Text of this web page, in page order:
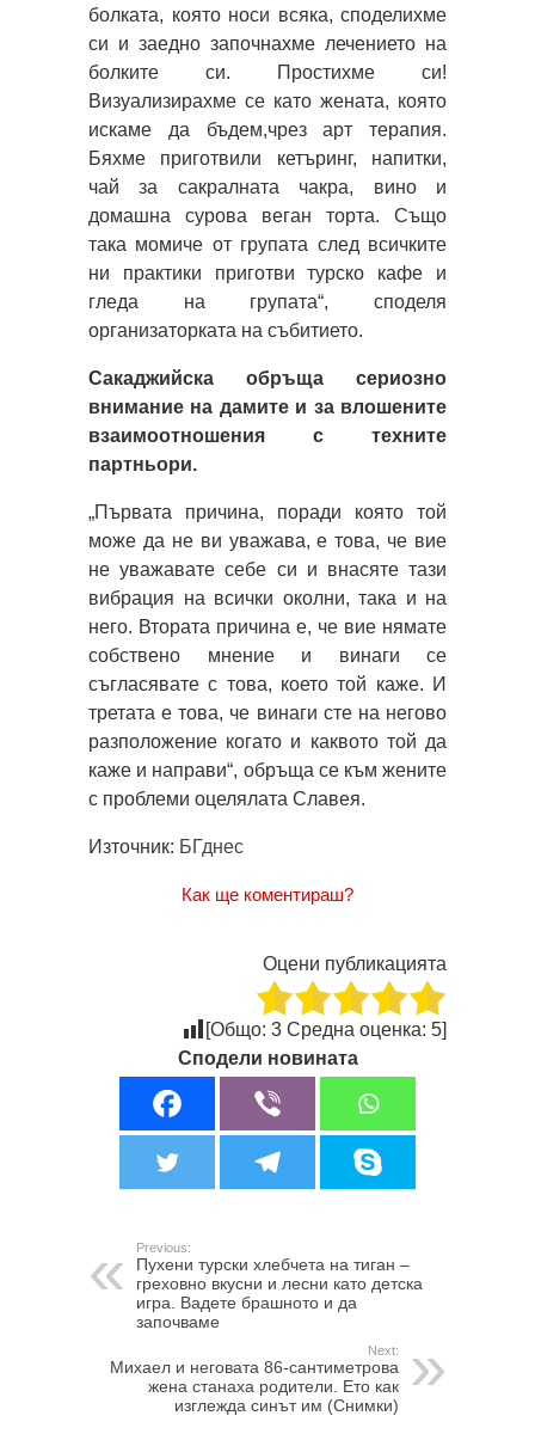
болката, която носи всяка, споделихме
си и заедно започнахме лечението на
болките си. Простихме си!
Визуализирахме се като жената, която
искаме да бъдем,чрез арт терапия.
Бяхме приготвили кетъринг, напитки,
чай за сакралната чакра, вино и
домашна сурова веган торта. Също
така момиче от групата след всичките
ни практики приготви турско кафе и
гледа на групата“, споделя
организаторката на събитието.
Сакаджийска обръща сериозно
внимание на дамите и за влошените
взаимоотношения с техните
партньори.
„Първата причина, поради която той
може да не ви уважава, е това, че вие
не уважавате себе си и внасяте тази
вибрация на всички околни, така и на
него. Втората причина е, че вие нямате
собствено мнение и винаги се
съгласявате с това, което той каже. И
третата е това, че винаги сте на негово
разположение когато и каквото той да
каже и направи“, обръща се към жените
с проблеми оцелялата Славея.
Източник: БГднес
Как ще коментираш?
Оцени публикацията
[Общо: 3 Средна оценка: 5]
Сподели новината
Previous:
Пухени турски хлебчета на тиган –
греховно вкусни и лесни като детска
игра. Вадете брашното и да
започваме
Next:
Михаел и неговата 86-сантиметрова
жена станаха родители. Ето как
изглежда синът им (Снимки)